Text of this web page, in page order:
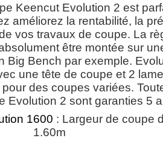
Keencut Evolution 2 est
améliorez la rentabilité, la
vos travaux de coupe. La
être montée sur
Big Bench par exemple.
une tête de coupe et 2
des coupes variées.
Evolution 2 sont garanties 5
1600 : Largeur de coupe
1.60m